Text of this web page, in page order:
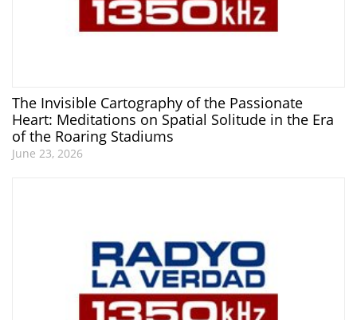
The Invisible Cartography of the Passionate
Heart: Meditations on Spatial Solitude in the Era
of the Roaring Stadiums
June 23, 2026